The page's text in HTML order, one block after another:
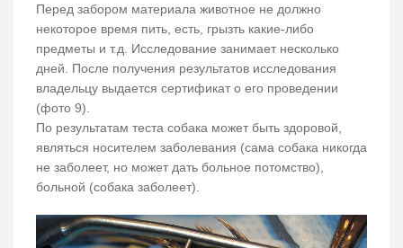
Перед забором материала животное не должно
некоторое время пить, есть, грызть какие-либо
предметы и т.д. Исследование занимает несколько
дней. После получения результатов исследования
владельцу выдается сертификат о его проведении
(фото 9).
По результатам теста собака может быть здоровой,
являться носителем заболевания (сама собака никогда
не заболеет, но может дать больное потомство),
больной (собака заболеет).